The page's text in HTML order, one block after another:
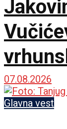
07.08.2026
Glavna vest